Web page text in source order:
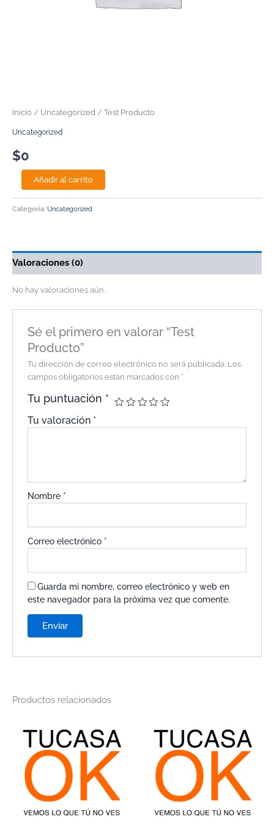
Inicio/ Uncategorized/ Test Producto
Uncategorized
$0
Añadir al carrito
Categoría: Uncategorized
Valoraciones (0)
No hay valoraciones aún.
Sé el primero en valorar “Test
Producto”
Tu dirección de correo electrónico no será publicada. Los
campos obligatorios están marcados con *
Tu puntuación *
Tu valoración *
Nombre *
Correo electrónico *
Guarda mi nombre, correo electrónico y web en
este navegador para la próxima vez que comente.
Productos relacionados